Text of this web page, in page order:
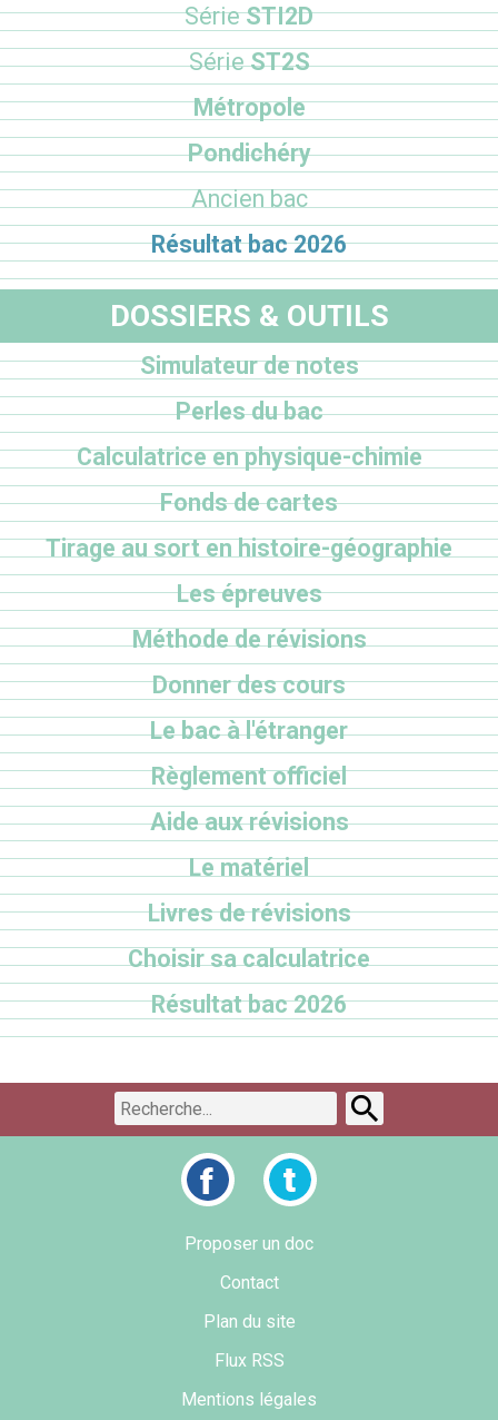
SérieSTI2D
SérieST2S
Métropole
Pondichéry
Ancien bac
Résultat bac 2026
DOSSIERS & OUTILS
Simulateur de notes
Perles du bac
Calculatrice en physique-chimie
Fonds de cartes
Tirage au sort en histoire-géographie
Les épreuves
Méthode de révisions
Donner des cours
Le bac à l'étranger
Règlement officiel
Aide aux révisions
Le matériel
Livres de révisions
Choisir sa calculatrice
Résultat bac 2026
Proposer un doc
Contact
Plan du site
Flux RSS
Mentions légales